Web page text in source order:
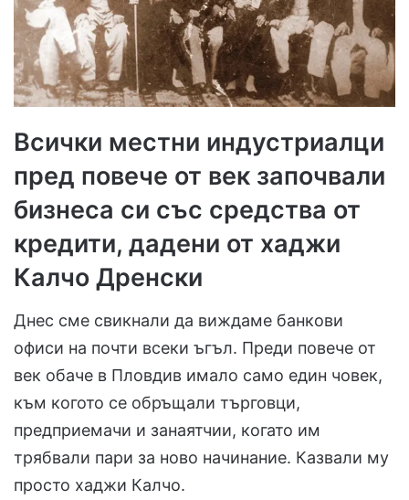
Всички местни индустриалци
пред повече от век започвали
бизнеса си със средства от
кредити, дадени от хаджи
Калчо Дренски
Днес сме свикнали да виждаме банкови
офиси на почти всеки ъгъл. Преди повече от
век обаче в Пловдив имало само един човек,
към когото се обръщали търговци,
предприемачи и занаятчии, когато им
трябвали пари за ново начинание. Казвали му
просто хаджи Калчо.